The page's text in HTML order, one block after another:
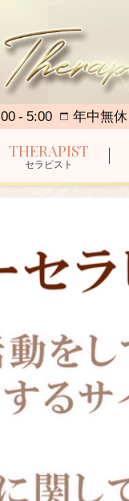
5:00 年中無休
THERAPIST
セラピスト